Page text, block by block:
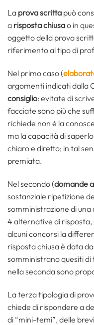
La prova scritta può
a risposta chiusao in
oggetto della prova
riferimento al tipo di
Nel primo caso (
argomenti indicati dalla
consiglio: evitate di
facciate sono più che
richiede non è la
ma la capacità di
chiaro e diretto; in tal
premiata.
Nel secondo (domande
sostanziale ripetizione
somministrazione di
4 alternative di risposta,
alcuni concorsi la
risposta chiusa è data
somministrano quesiti
nella seconda sono
La terza tipologia di
chiede di rispondere a
di “mini-temi”, delle